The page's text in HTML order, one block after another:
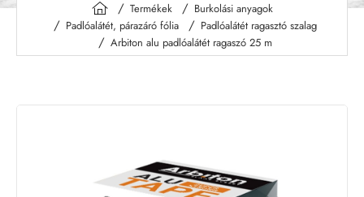
h
o
m
Termékek
Burkolási anyagok
Padlóalátét, párazáró fólia
Padlóalátét ragasztó szalag
Arbiton alu padlóalátét ragaszó 25 m